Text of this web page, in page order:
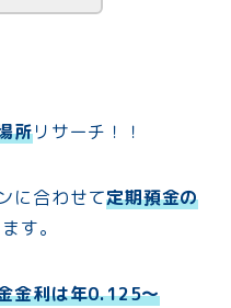
所リサーチ！！
に合わせて定期預金の
す。
金利は年0.125～